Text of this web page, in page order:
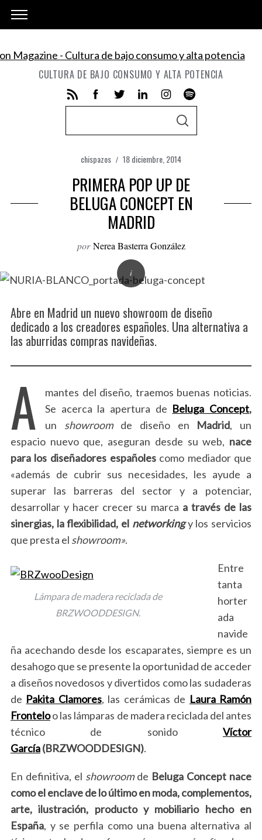
CULTURA DE BAJO CONSUMO Y ALTA POTENCIA
S
chispazos 18 diciembre, 2014
PRIMERA POP UP DE
BELUGA CONCEPT EN
MADRID
por Nerea Basterra González
Abre en Madrid un nuevo showroom de diseño
dedicado a los creadores españoles. Una alternativa a
las aburridas compras navideñas.
A
mantes del diseño, traemos buenas noticias.
Se acerca la apertura de Beluga Concept,
un showroomde diseño en Madrid, un
espacio nuevo que, aseguran desde su web, nace
para los diseñadores españolescomo mediador que
«además de cubrir sus necesidades, les ayude a
superar las barreras del sector y a potenciar,
desarrollar y hacer crecer su marca a través de las
sinergias, la flexibilidad, el networkingy los servicios
que presta el showroom».
Lámpara de madera reciclada de
BRZWOODDESIGN.
Entre
tanta
horter
ada
navide
ña acechando desde los escaparates, siempre es un
desahogo que se presente la oportunidad de acceder
a diseños novedosos y divertidos como las sudaderas
de Pakita Clamores, las cerámicas de Laura Ramón
Fronteloo las lámparas de madera reciclada del antes
técnico de sonidoVíctor
García(BRZWOODDESIGN).
En definitiva, el showroomde Beluga Concept nace
como el enclave de lo último en moda, complementos,
arte, ilustración, producto y mobiliario hecho en
España, y se perfila como una buena alternativa al